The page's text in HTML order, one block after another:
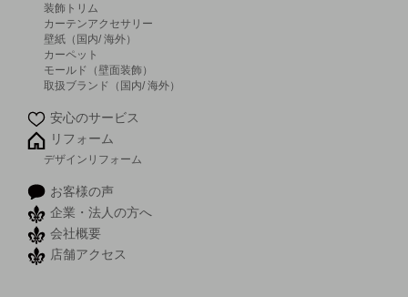
装飾トリム
カーテンアクセサリー
壁紙（国内/ 海外）
カーペット
モールド（壁面装飾）
取扱ブランド（国内/ 海外）
安心のサービス
リフォーム
デザインリフォーム
お客様の声
企業・法人の方へ
会社概要
店舗アクセス